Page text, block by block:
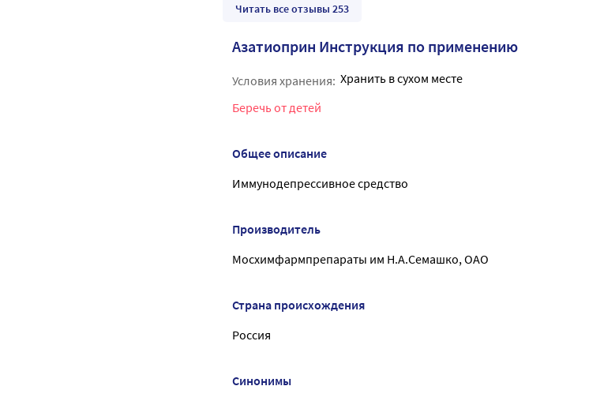
Читать все отзывы 253
Азатиоприн Инструкция по применению
Условия хранения: Хранить в сухом месте
Беречь от детей
Общее описание
Иммунодепрессивное средство
Производитель
Мосхимфармпрепараты им Н.А.Семашко, ОАО
Страна происхождения
Россия
Синонимы